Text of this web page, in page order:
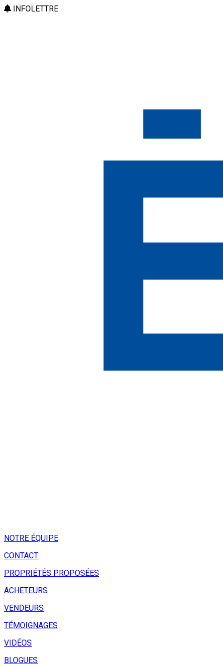
INFOLETTRE
NOTRE ÉQUIPE
CONTACT
PROPRIÉTÉS PROPOSÉES
ACHETEURS
VENDEURS
TÉMOIGNAGES
VIDÉOS
BLOGUES